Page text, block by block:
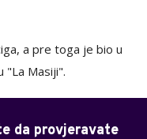
a pre toga je bio u
"La Masiji".
da provjeravate